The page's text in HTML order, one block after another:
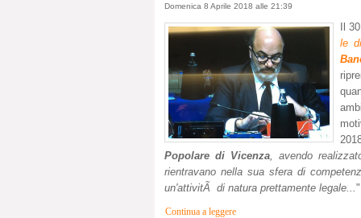
Domenica 8 Aprile 2018 alle 21:39
Il
le
Popolare di Vicenza, avendo
rientravano nella sua sfera di
un'attivitÃ di natura prettamente legale...
Continua a leggere